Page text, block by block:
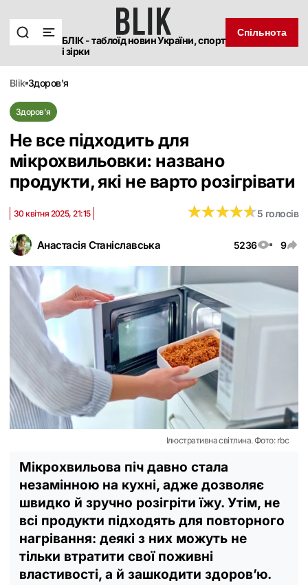
БЛІК - таблоїд новин України, спорт
і зірки
Спільнота
blik здоров'я
Здоров'я
Не все підходить для
мікрохвильовки: названо
продукти, які не варто розігрівати
Анастасія Станіславська 5236 9
30 квітня 2025, 21:15 ★★★★★
★★★★★5 голосів
Ілюстративна світлина. Фото: rbc
Мікрохвильова піч давно стала
незамінною на кухні, адже дозволяє
швидко й зручно розігріти їжу. Утім, не
всі продукти підходять для повторного
нагрівання: деякі з них можуть не
тільки втратити свої поживні
властивості, а й зашкодити здоров’ю.